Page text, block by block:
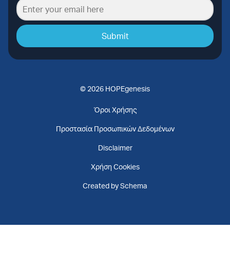
Submit
© 2026 HOPEgenesis
Όροι Χρήσης
Προστασία Προσωπικών Δεδομένων
Disclaimer
Χρήση Cookies
Created by Schema